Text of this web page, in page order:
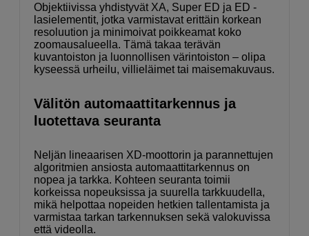
Objektiivissa yhdistyvät XA, Super ED ja ED -
lasielementit, jotka varmistavat erittäin korkean
resoluution ja minimoivat poikkeamat koko
zoomausalueella. Tämä takaa terävän
kuvantoiston ja luonnollisen värintoiston – olipa
kyseessä urheilu, villieläimet tai maisemakuvaus.
Välitön automaattitarkennus ja
luotettava seuranta
Neljän lineaarisen XD-moottorin ja parannettujen
algoritmien ansiosta automaattitarkennus on
nopea ja tarkka. Kohteen seuranta toimii
korkeissa nopeuksissa ja suurella tarkkuudella,
mikä helpottaa nopeiden hetkien tallentamista ja
varmistaa tarkan tarkennuksen sekä valokuvissa
että videolla.